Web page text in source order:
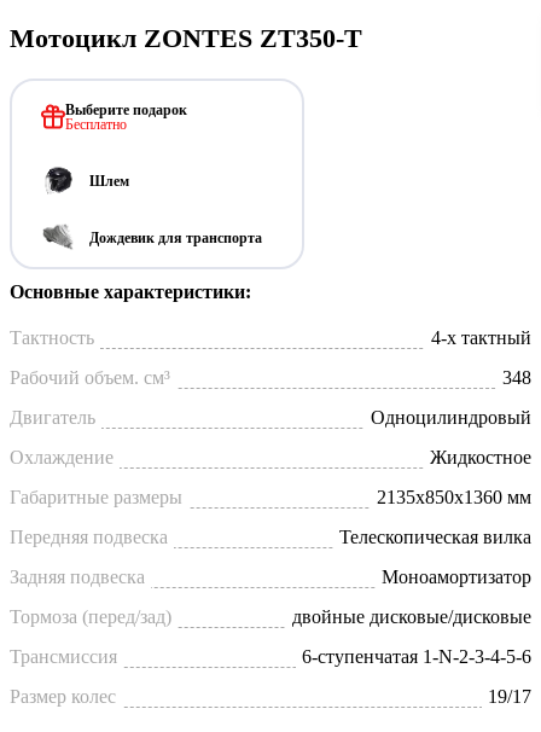
Мотоцикл ZONTES ZT350-T
Выберите подарок
Бесплатно
Шлем
Дождевик для транспорта
Основные характеристики:
Тактность
4-х тактный
Рабочий объем. см³
348
Двигатель
Одноцилиндровый
Охлаждение
Жидкостное
Габаритные размеры
2135х850х1360 мм
Передняя подвеска
Телескопическая вилка
Задняя подвеска
Моноамортизатор
Тормоза (перед/зад)
двойные дисковые/дисковые
Трансмиссия
6-ступенчатая 1-N-2-3-4-5-6
Размер колес
19/17